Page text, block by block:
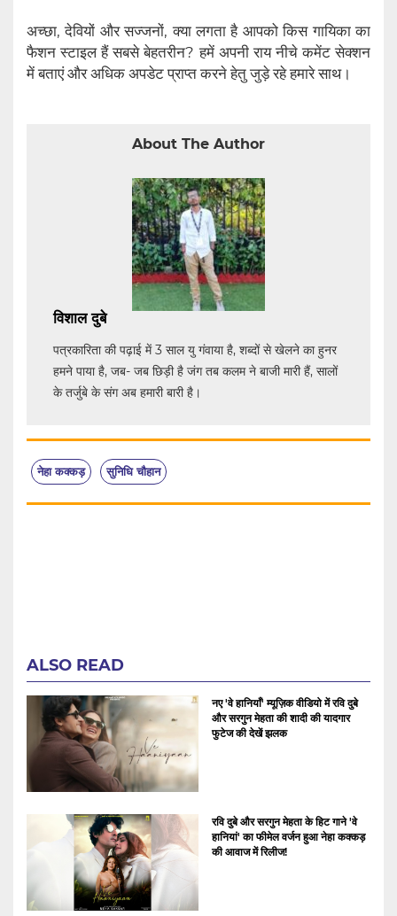
अच्छा, देवियों और सज्जनों, क्या लगता है आपको किस गायिका का
फैशन स्टाइल हैं सबसे बेहतरीन? हमें अपनी राय नीचे कमेंट सेक्शन
में बताएं और अधिक अपडेट प्राप्त करने हेतु जुड़े रहे हमारे साथ।
About The Author
विशाल दुबे
पत्रकारिता की पढ़ाई में 3 साल यु गंवाया है, शब्दों से खेलने का हुनर
हमने पाया है, जब- जब छिड़ी है जंग तब कलम ने बाजी मारी हैं, सालों
के तर्जुबे के संग अब हमारी बारी है।
नेहा कक्कड़ सुनिधि चौहान
ALSO READ
नए 'वे हानियाँ' म्यूज़िक वीडियो में रवि दुबे
और सरगुन मेहता की शादी की यादगार
फुटेज की देखें झलक
रवि दुबे और सरगुन मेहता के हिट गाने 'वे
हानियां' का फीमेल वर्जन हुआ नेहा कक्कड़
की आवाज में रिलीज!